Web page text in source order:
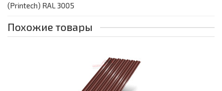
(Printech) RAL 3005
Похожие товары